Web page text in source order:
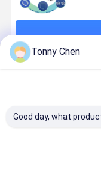
Tonny Chen
Good day, what